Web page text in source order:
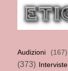
Audizioni (167)
(373)
Interviste